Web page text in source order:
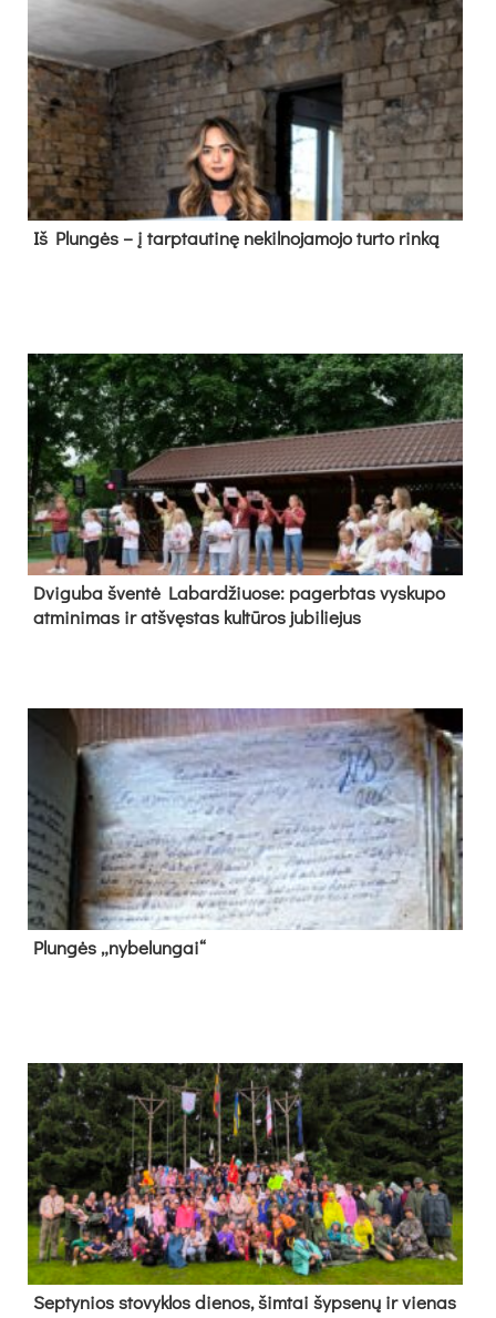
Iš Plungės – į tarptautinę nekilnojamojo turto rinką
Dvi­gu­ba šven­tė La­bar­džiuo­se: pa­gerb­tas vys­ku­po
at­mi­ni­mas ir at­švęs­tas kul­tū­ros ju­bi­lie­jus
Plun­gės „ny­be­lun­gai“
Sep­ty­nios sto­vyk­los die­nos, šim­tai šyp­se­nų ir vie­nas